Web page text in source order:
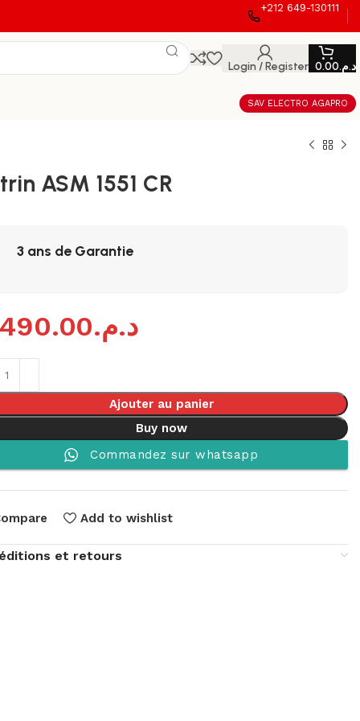
+212 649-130111
Login / Register د.م.0.00
SAV ELECTRO AGAPRO
ASM 1551 CR
3 ans de Garantie
د.م.
Ajouter au panier
Buy now
Commandez sur whatsapp
Add to wishlist
et retours